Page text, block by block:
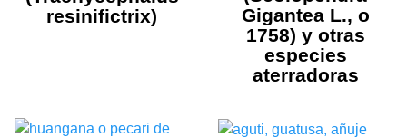
resinifictrix)
Gigantea L., o
1758) y otras
especies
aterradoras